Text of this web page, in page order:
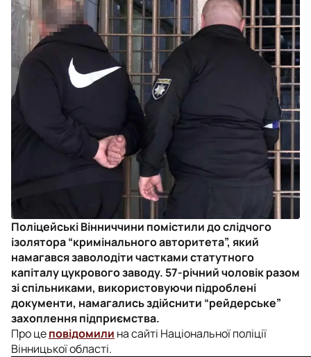
Поліцейські Вінниччини помістили до слідчого
ізолятора “кримінального авторитета”, який
намагався заволодіти частками статутного
капіталу цукрового заводу. 57-річний чоловік разом
зі спільниками, використовуючи підроблені
документи, намагались здійснити “рейдерське”
захоплення підприємства.
Про цеповідомили на сайті Національної поліції
Вінницької області.